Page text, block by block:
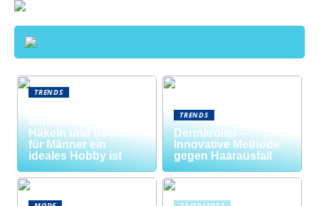
TRENDS
entdecken: Warum
Häkeln und Stricken
für Männer ein
ideales Hobby ist
TRENDS
Dermaroller –
Innovative Methode
gegen Haarausfall